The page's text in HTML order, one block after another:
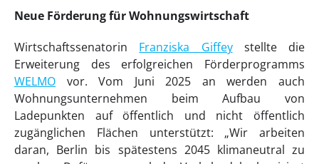
Neue Förderung für Wohnungswirtschaft
Wirtschaftssenatorin Franziska Giffeystellte die
Erweiterung des erfolgreichen Förderprogramms
WELMO vor. Vom Juni 2025 an werden auch
Wohnungsunternehmen beim Aufbau von
Ladepunkten auf öffentlich und nicht öffentlich
zugänglichen Flächen unterstützt: „Wir arbeiten
daran, Berlin bis spätestens 2045 klimaneutral zu